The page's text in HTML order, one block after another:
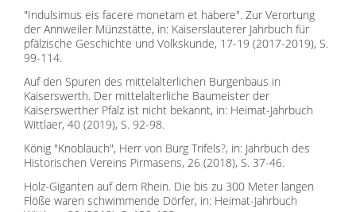
"Indulsimus eis facere monetam et habere". Zur Verortung
der Annweiler Münzstätte, in: Kaiserslauterer Jahrbuch für
pfälzische Geschichte und Volkskunde, 17-19 (2017-2019), S.
99-114.
Auf den Spuren des mittelalterlichen Burgenbaus in
Kaiserswerth. Der mittelalterliche Baumeister der
Kaiserswerther Pfalz ist nicht bekannt, in: Heimat-Jahrbuch
Wittlaer, 40 (2019), S. 92-98.
König "Knoblauch", Herr von Burg Trifels?, in: Jahrbuch des
Historischen Vereins Pirmasens, 26 (2018), S. 37-46.
Holz-Giganten auf dem Rhein. Die bis zu 300 Meter langen
Flöße waren schwimmende Dörfer, in: Heimat-Jahrbuch